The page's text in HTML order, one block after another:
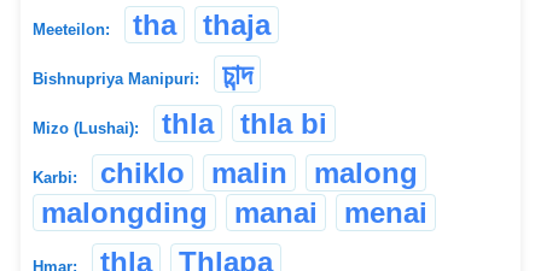
Meeteilon: tha thaja
Bishnupriya Manipuri: চান্দ
Mizo (Lushai): thla thla bi
Karbi: chiklo malin
malong
malongding
manai menai
Hmar: thla Thlapa